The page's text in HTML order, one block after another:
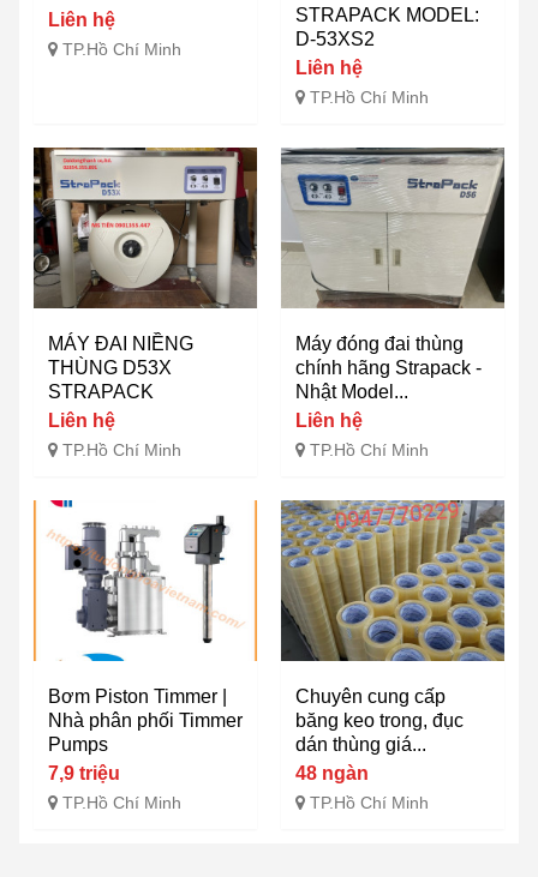
Liên hệ
TP.Hồ Chí Minh
STRAPACK MODEL:
D-53XS2
Liên hệ
TP.Hồ Chí Minh
MÁY ĐAI NIỀNG
THÙNG D53X
STRAPACK
Liên hệ
TP.Hồ Chí Minh
Máy đóng đai thùng
chính hãng Strapack -
Nhật Model...
Liên hệ
TP.Hồ Chí Minh
Bơm Piston Timmer |
Nhà phân phối Timmer
Pumps
7,9 triệu
TP.Hồ Chí Minh
Chuyên cung cấp
băng keo trong, đục
dán thùng giá...
48 ngàn
TP.Hồ Chí Minh